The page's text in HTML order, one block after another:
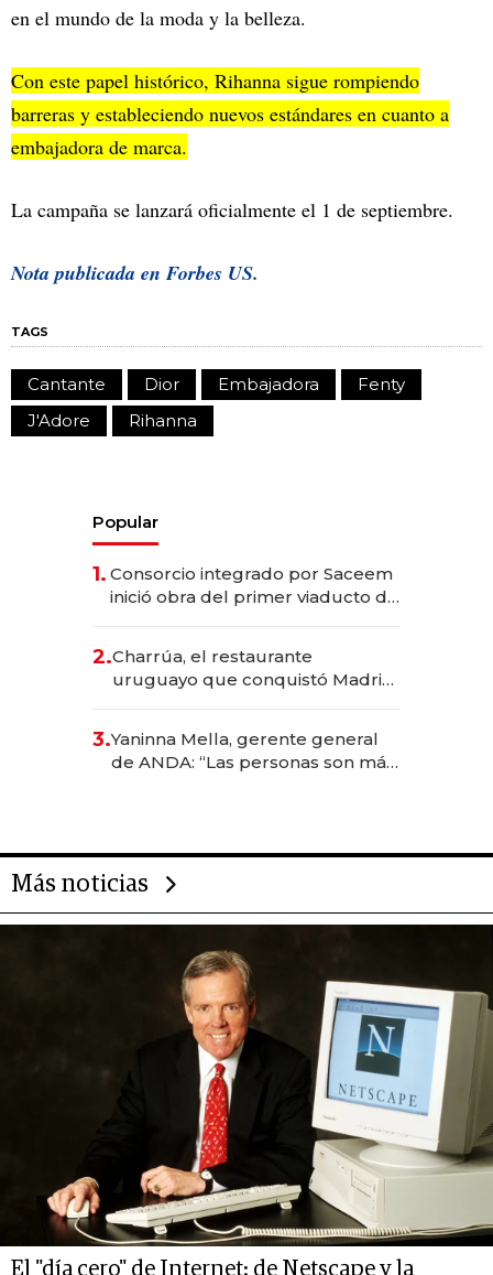
en el mundo de la moda y la belleza.
Con este papel histórico, Rihanna sigue rompiendo
barreras y estableciendo nuevos estándares en cuanto a
embajadora de marca.
La campaña se lanzará oficialmente el 1 de septiembre.
Nota publicada en Forbes US.
TAGS
Cantante Dior Embajadora
Fenty
J'Adore
Rihanna
Popular
1. Consorcio integrado por Saceem
inició obra del primer viaducto de
millones
2.Charrúa, el restaurante
uruguayo que conquistó Madrid:
anticipación y prepara apertura
3.Yaninna Mella, gerente general
de ANDA: “Las personas son más
Más noticias
El "día cero" de Internet: de Netscape y la